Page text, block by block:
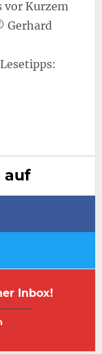
vor Kurzem
Gerhard
auf
Inbox!